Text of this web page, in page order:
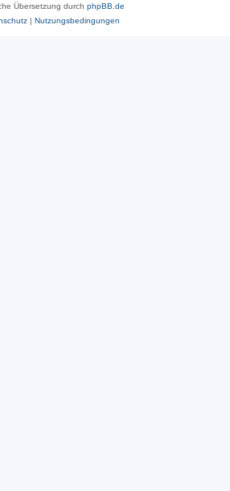
Übersetzung durch phpBB.de
| Nutzungsbedingungen